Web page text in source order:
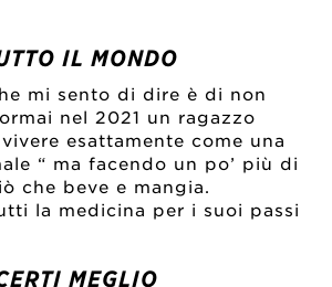
IL MONDO
mi sento di dire è di non
nel 2021 un ragazzo
esattamente come una
“ ma facendo un po’ più di
che beve e mangia.
la medicina per i suoi passi
MEGLIO